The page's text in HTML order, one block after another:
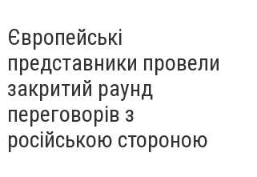
Європейські
представники провели
закритий раунд
переговорів з
російською стороною